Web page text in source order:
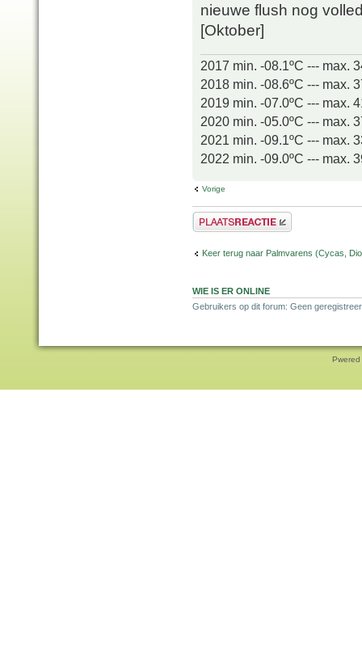
nieuwe flush nog
[Oktober]
2017 min. -08.1ºC --- max.
2018 min. -08.6ºC --- max.
2019 min. -07.0ºC --- max.
2020 min. -05.0ºC --- max.
2021 min. -09.1ºC --- max.
2022 min. -09.0ºC --- max.
Vorige
Plaats een reactie
Keer terug naar Palmvarens (Cycas,
WIE IS ER ONLINE
Gebruikers op dit forum: Geen